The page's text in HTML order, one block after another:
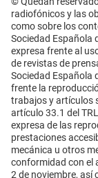
radiofónicos y las
como sobre los
Sociedad Española
expresa frente al
de revistas de
Sociedad Española
frente la
trabajos y artículos
artículo 33.1 del
expresa de las
prestaciones
mecánica u otros
conformidad con el
2 de noviembre, así